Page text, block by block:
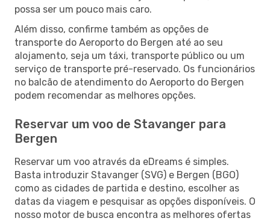
possa ser um pouco mais caro.
Além disso, confirme também as opções de
transporte do Aeroporto do Bergen até ao seu
alojamento, seja um táxi, transporte público ou um
serviço de transporte pré-reservado. Os funcionários
no balcão de atendimento do Aeroporto do Bergen
podem recomendar as melhores opções.
Reservar um voo de Stavanger para
Bergen
Reservar um voo através da eDreams é simples.
Basta introduzir Stavanger (SVG) e Bergen (BGO)
como as cidades de partida e destino, escolher as
datas da viagem e pesquisar as opções disponíveis. O
nosso motor de busca encontra as melhores ofertas